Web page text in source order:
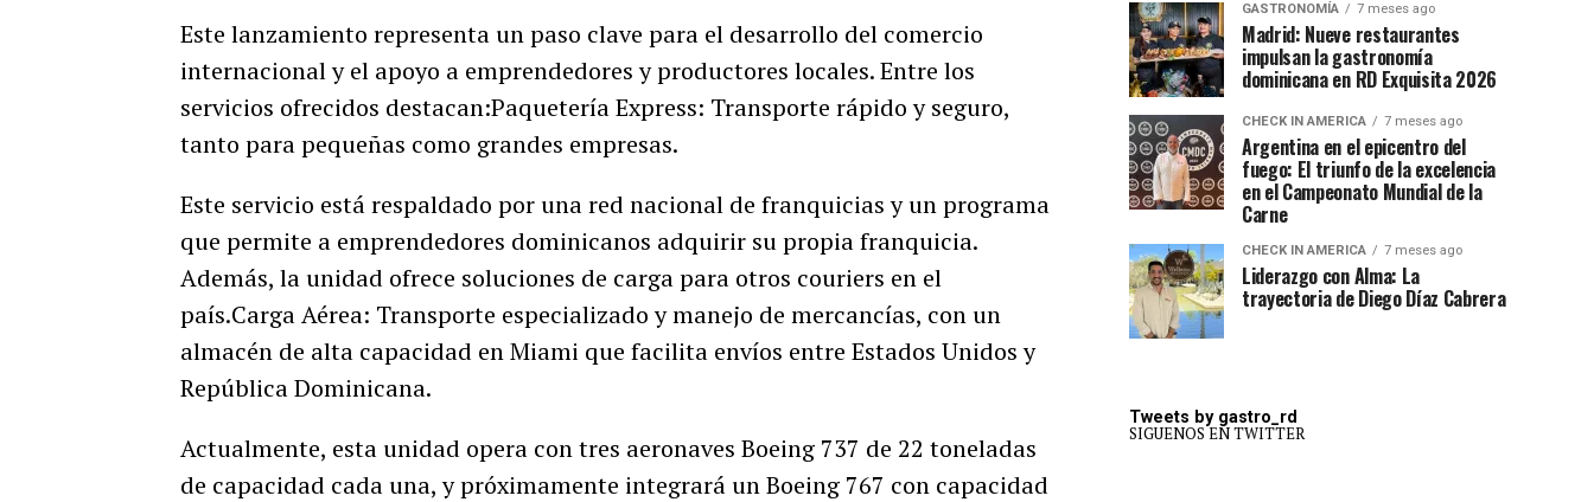
Este lanzamiento representa un paso clave para el desarrollo del comercio
internacional y el apoyo a emprendedores y productores locales. Entre los
servicios ofrecidos destacan:Paquetería Express: Transporte rápido y seguro,
tanto para pequeñas como grandes empresas.
Este servicio está respaldado por una red nacional de franquicias y un programa
que permite a emprendedores dominicanos adquirir su propia franquicia.
Además, la unidad ofrece soluciones de carga para otros couriers en el
país.Carga Aérea: Transporte especializado y manejo de mercancías, con un
almacén de alta capacidad en Miami que facilita envíos entre Estados Unidos y
República Dominicana.
Actualmente, esta unidad opera con tres aeronaves Boeing 737 de 22 toneladas
de capacidad cada una, y próximamente integrará un Boeing 767 con capacidad
GASTRONOMÍA 7 meses ago
Madrid: Nueve restaurantes
impulsan la gastronomía
dominicana en RD Exquisita 2026
CHECK IN AMERICA 7 meses ago
Argentina en el epicentro del
fuego: El triunfo de la excelencia
en el Campeonato Mundial de la
Carne
CHECK IN AMERICA 7 meses ago
Liderazgo con Alma: La
trayectoria de Diego Díaz Cabrera
Tweets by gastro_rd
SIGUENOS EN TWITTER